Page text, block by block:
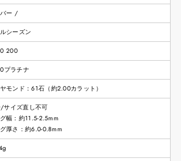
ー /
シーズン
200
プラチナ
モンド：61石（約2.00カラット）
サイズ直し不可
幅：約11.5-2.5mm
厚さ：約6.0-0.8mm